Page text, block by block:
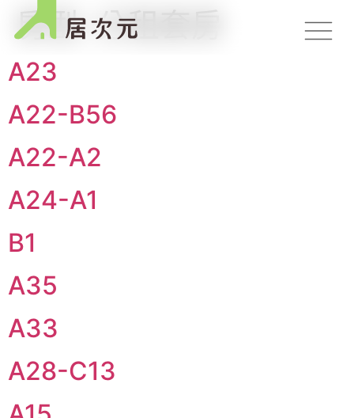
房型:分租套房
A23
A22-B56
A22-A2
A24-A1
B1
A35
A33
A28-C13